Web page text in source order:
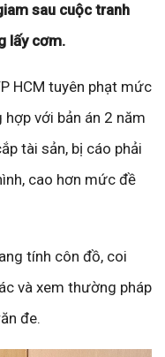
sau cuộc tranh
lấy cơm.
HCM tuyên phạt mức
với bản án 2 năm
tài sản, bị cáo phải
cao hơn mức đề
tính côn đồ, coi
và xem thường pháp
đe.